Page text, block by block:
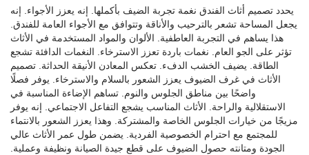
يحدد تصميم أثاث الفندق نغمة تجربة الضيف بأكملها. إنه يعزز الأجواء. إنه
يجعل المساحة تشعر بالترحيب والأناقة وتتوافق مع الأجواء العامة للفندق.
هذا يساهم في التجربة العاطفية. الألوان والمواد المستخدمة في الأثاث
تؤثر على الجو العام. نغمات باردة تعزز الاسترخاء. النغمات الدافئة تشجع
الطاقة. يضيف الخشب الدفء. تعكس المعادن الأنيقة الحداثة. تصميم
الأثاث في غرف الضيوف يعزز الشعور بالسلام والاسترخاء. يوفر فصلًا
واضحًا بين مناطق الجلوس والنوم. تساهم الإضاءة المناسبة في
الاستقلالية والراحة. الأثاث المناسب يشجع التفاعل الاجتماعي. إنه يوفر
مزيجًا من خيارات الجلوس الخاصة والمشتركة. وهذا يعزز الشعور بالانتماء
للمجتمع مع احترام الخصوصية الفردية. يضمن طول عمر الأثاث عالي
الجودة ومتانته حصول الضيوف على قطع جيدة الصيانة ونظيفة وعملية.